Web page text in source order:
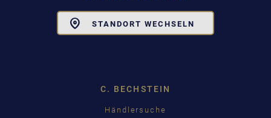
STANDORT WECHSELN
C. BECHSTEIN
Händlersuche